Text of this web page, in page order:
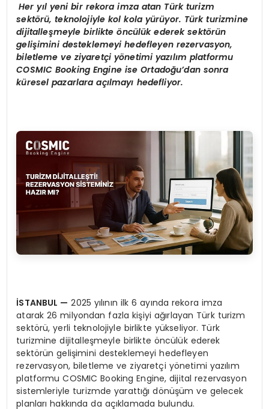
Her yıl yeni bir rekora imza atan Türk turizm
sektörü, teknolojiyle kol kola yürüyor. Türk turizmine
dijitalleşmeyle birlikte öncülük ederek sektörün
gelişimini desteklemeyi hedefleyen rezervasyon,
biletleme ve ziyaretçi yönetimi yazılım platformu
COSMIC Booking Engine ise Ortadoğu’dan sonra
küresel pazarlara açılmayı hedefliyor.
İSTANBUL — 2025 yılının ilk 6 ayında rekora imza
atarak 26 milyondan fazla kişiyi ağırlayan Türk turizm
sektörü, yerli teknolojiyle birlikte yükseliyor. Türk
turizmine dijitalleşmeyle birlikte öncülük ederek
sektörün gelişimini desteklemeyi hedefleyen
rezervasyon, biletleme ve ziyaretçi yönetimi yazılım
platformu COSMIC Booking Engine, dijital rezervasyon
sistemleriyle turizmde yarattığı dönüşüm ve gelecek
planları hakkında da açıklamada bulundu.